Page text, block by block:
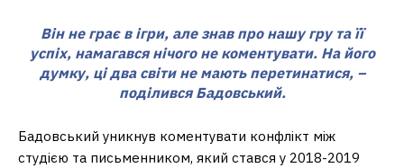
Він не грає в ігри, але знав про нашу гру та її
успіх, намагався нічого не коментувати. На його
думку, ці два світи не мають перетинатися, –
поділився Бадовський.
Бадовський уникнув коментувати конфлікт між
студією та письменником, який стався у 2018-2019